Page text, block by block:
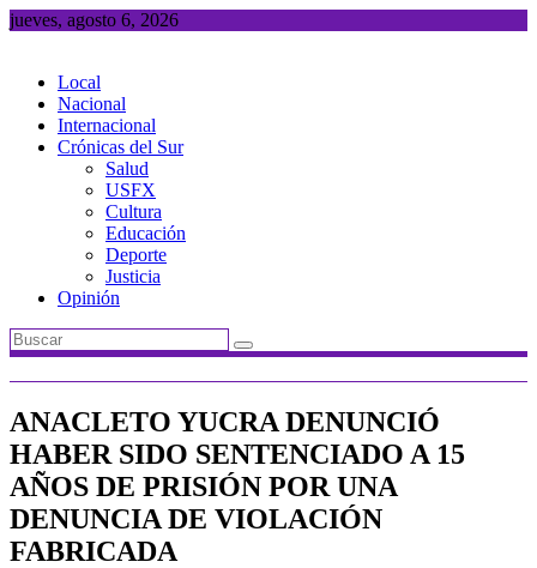
Saltar
jueves, agosto 6, 2026
Local
Nacional
Internacional
Crónicas del Sur
Salud
USFX
Cultura
Educación
Deporte
Justicia
Opinión
ANACLETO YUCRA DENUNCIÓ
HABER SIDO SENTENCIADO A 15
AÑOS DE PRISIÓN POR UNA
DENUNCIA DE VIOLACIÓN
FABRICADA